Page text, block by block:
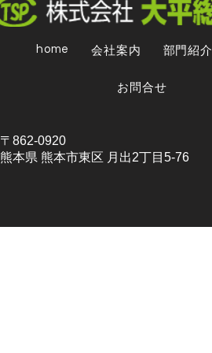
home 会社案内 部門紹介
お問合せ
〒862-0920
熊本県 熊本市東区 月出2丁目5-76